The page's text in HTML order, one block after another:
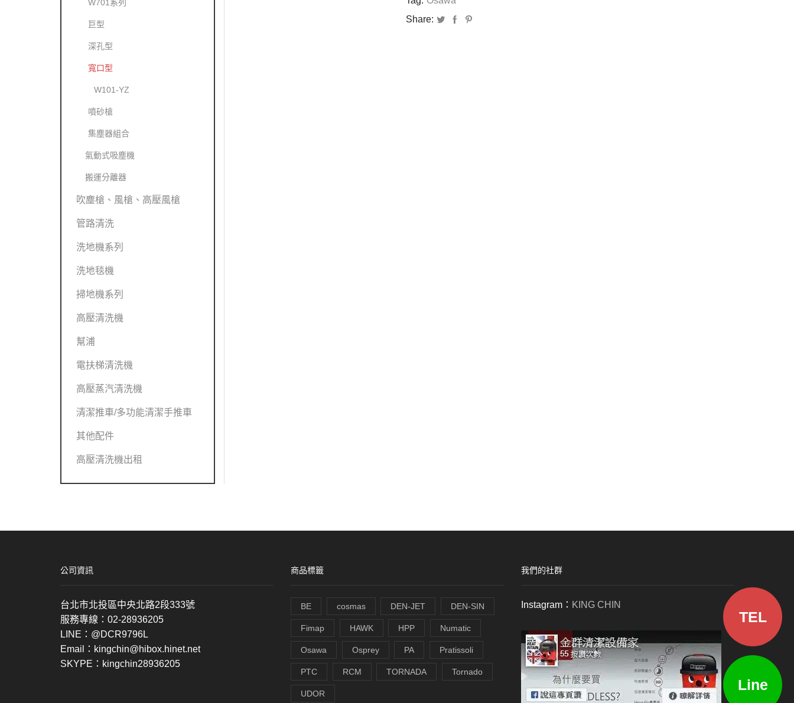
Share:
W701系列
巨型
深孔型
寬口型
W101-YZ
噴砂槍
集塵器組合
氣動式吸塵機
搬運分離器
吹塵槍、風槍、高壓風槍
管路清洗
洗地機系列
洗地毯機
掃地機系列
高壓清洗機
幫浦
電扶梯清洗機
高壓蒸汽清洗機
清潔推車/多功能清潔手推車
其他配件
高壓清洗機出租
公司資訊
台北市北投區中央北路2段333號
服務專線：02-28936205
LINE：@DCR9796L
Email：kingchin@hibox.hinet.net
SKYPE：kingchin28936205
商品標籤
BE cosmas DEN-JET DEN-SIN
Fimap HAWK HPP Numatic
Osawa Osprey PA Pratissoli
PTC RCM TORNADA Tornado
UDOR
我們的社群
Instagram： KING CHIN
TEL
Line